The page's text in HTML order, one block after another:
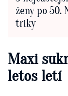
ženy po
triky
Maxi
letos letí